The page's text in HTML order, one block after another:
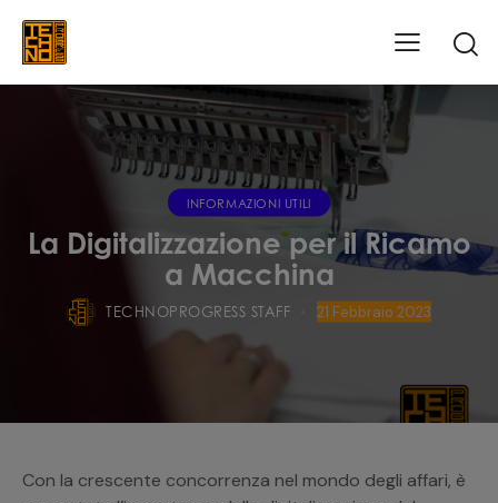
INFORMAZIONI UTILI
La Digitalizzazione per il Ricamo
a Macchina
TECHNOPROGRESS STAFF 21 Febbraio 2023
Con la crescente concorrenza nel mondo degli affari, è